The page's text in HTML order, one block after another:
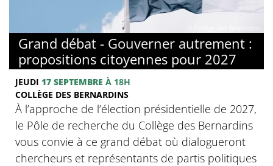
Grand débat - Gouverner autrement :
propositions citoyennes pour 2027
JEUDI 17 SEPTEMBRE À 18H
COLLÈGE DES BERNARDINS
À l’approche de l’élection présidentielle de 2027,
le Pôle de recherche du Collège des Bernardins
vous convie à ce grand débat où dialogueront
chercheurs et représentants de partis politiques